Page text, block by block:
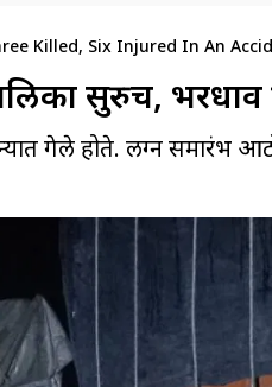
Killed, Six Injured In An
मालिका सुरुच,
गेले होते. लग्न समारंभ